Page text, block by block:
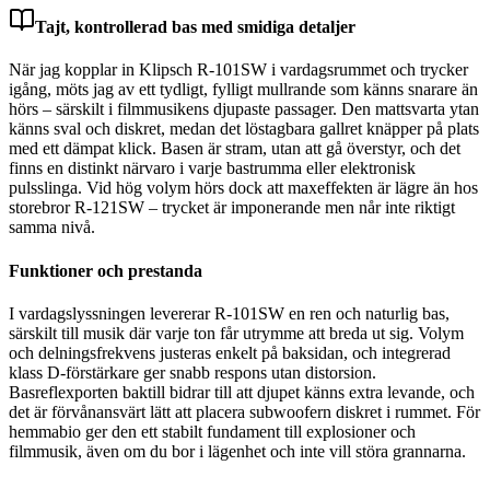
Tajt, kontrollerad bas med smidiga detaljer
När jag kopplar in Klipsch R-101SW i vardagsrummet och trycker
igång, möts jag av ett tydligt, fylligt mullrande som känns snarare än
hörs – särskilt i filmmusikens djupaste passager. Den mattsvarta ytan
känns sval och diskret, medan det löstagbara gallret knäpper på plats
med ett dämpat klick. Basen är stram, utan att gå överstyr, och det
finns en distinkt närvaro i varje bastrumma eller elektronisk
pulsslinga. Vid hög volym hörs dock att maxeffekten är lägre än hos
storebror R-121SW – trycket är imponerande men når inte riktigt
samma nivå.
Funktioner och prestanda
I vardagslyssningen levererar R-101SW en ren och naturlig bas,
särskilt till musik där varje ton får utrymme att breda ut sig. Volym
och delningsfrekvens justeras enkelt på baksidan, och integrerad
klass D-förstärkare ger snabb respons utan distorsion.
Basreflexporten baktill bidrar till att djupet känns extra levande, och
det är förvånansvärt lätt att placera subwoofern diskret i rummet. För
hemmabio ger den ett stabilt fundament till explosioner och
filmmusik, även om du bor i lägenhet och inte vill störa grannarna.